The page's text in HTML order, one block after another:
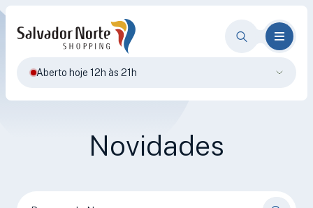
Aberto hoje 12h às 21h
Novidades